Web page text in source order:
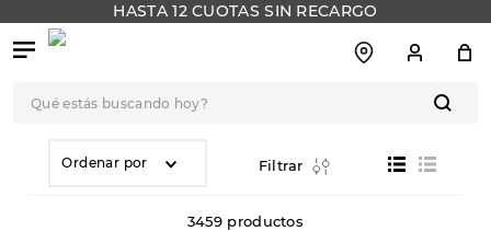
HASTA 12 CUOTAS SIN RECARGO
BUSCADOS
Ordenar por Filtrar
3459 productos